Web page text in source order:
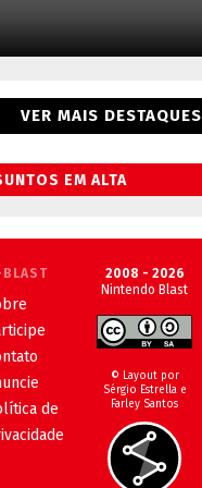
VER MAIS DESTAQUES
EM ALTA
BLAST
de
2008 - 2026
Nintendo Blast
© Layout por
Sérgio Estrella e
Farley Santos